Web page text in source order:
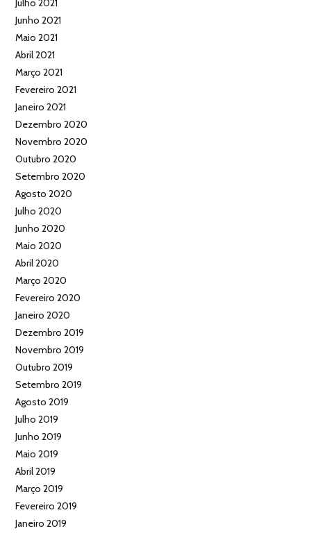
Junho 2021
Maio 2021
Abril 2021
Março 2021
Fevereiro 2021
Janeiro 2021
Dezembro 2020
Novembro 2020
Outubro 2020
Setembro 2020
Agosto 2020
Julho 2020
Junho 2020
Maio 2020
Abril 2020
Março 2020
Fevereiro 2020
Janeiro 2020
Dezembro 2019
Novembro 2019
Outubro 2019
Setembro 2019
Agosto 2019
Julho 2019
Junho 2019
Maio 2019
Abril 2019
Março 2019
Fevereiro 2019
Janeiro 2019